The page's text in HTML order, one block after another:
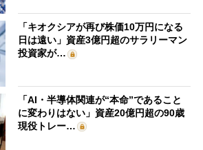
「キオクシアが再び株価10万円になる
日は遠い」資産3億円超のサラリーマン
投資家が…
「AI・半導体関連が“本命”であること
に変わりはない」資産20億円超の90歳
現役トレー…